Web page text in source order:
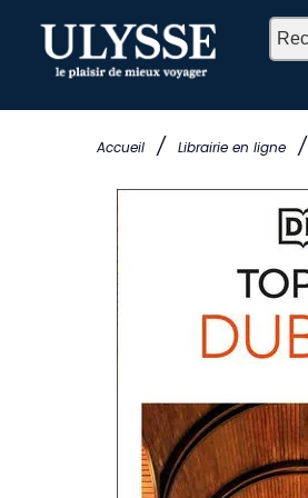
Accueil / Librairie en ligne /